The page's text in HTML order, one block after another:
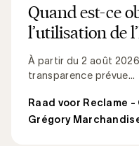
Quand est-ce
l’utilisation de
À partir du 2 août
transparence prévue...
Raad voor Reclame
Grégory